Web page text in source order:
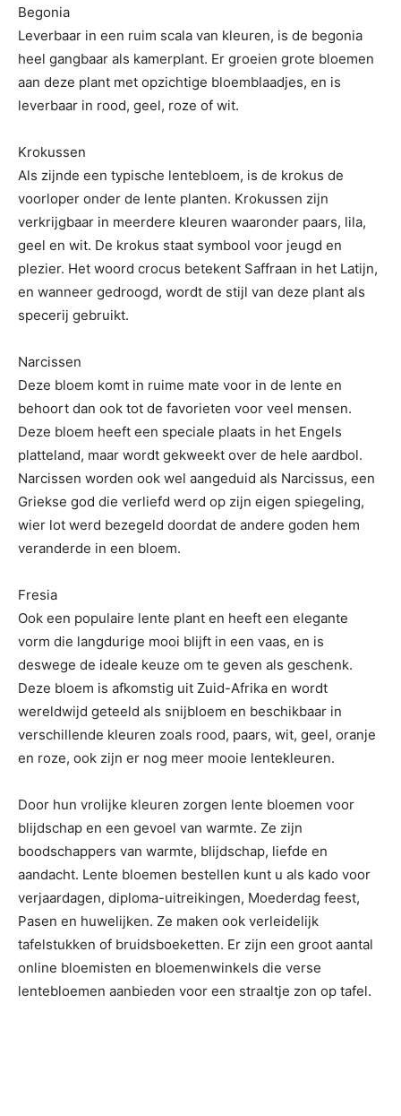
Begonia
Leverbaar in een ruim scala van kleuren, is de begonia
heel gangbaar als kamerplant. Er groeien grote bloemen
aan deze plant met opzichtige bloemblaadjes, en is
leverbaar in rood, geel, roze of wit.
Krokussen
Als zijnde een typische lentebloem, is de krokus de
voorloper onder de lente planten. Krokussen zijn
verkrijgbaar in meerdere kleuren waaronder paars, lila,
geel en wit. De krokus staat symbool voor jeugd en
plezier. Het woord crocus betekent Saffraan in het Latijn,
en wanneer gedroogd, wordt de stijl van deze plant als
specerij gebruikt.
Narcissen
Deze bloem komt in ruime mate voor in de lente en
behoort dan ook tot de favorieten voor veel mensen.
Deze bloem heeft een speciale plaats in het Engels
platteland, maar wordt gekweekt over de hele aardbol.
Narcissen worden ook wel aangeduid als Narcissus, een
Griekse god die verliefd werd op zijn eigen spiegeling,
wier lot werd bezegeld doordat de andere goden hem
veranderde in een bloem.
Fresia
Ook een populaire lente plant en heeft een elegante
vorm die langdurige mooi blijft in een vaas, en is
deswege de ideale keuze om te geven als geschenk.
Deze bloem is afkomstig uit Zuid-Afrika en wordt
wereldwijd geteeld als snijbloem en beschikbaar in
verschillende kleuren zoals rood, paars, wit, geel, oranje
en roze, ook zijn er nog meer mooie lentekleuren.
Door hun vrolijke kleuren zorgen lente bloemen voor
blijdschap en een gevoel van warmte. Ze zijn
boodschappers van warmte, blijdschap, liefde en
aandacht. Lente bloemen bestellen kunt u als kado voor
verjaardagen, diploma-uitreikingen, Moederdag feest,
Pasen en huwelijken. Ze maken ook verleidelijk
tafelstukken of bruidsboeketten. Er zijn een groot aantal
online bloemisten en bloemenwinkels die verse
lentebloemen aanbieden voor een straaltje zon op tafel.